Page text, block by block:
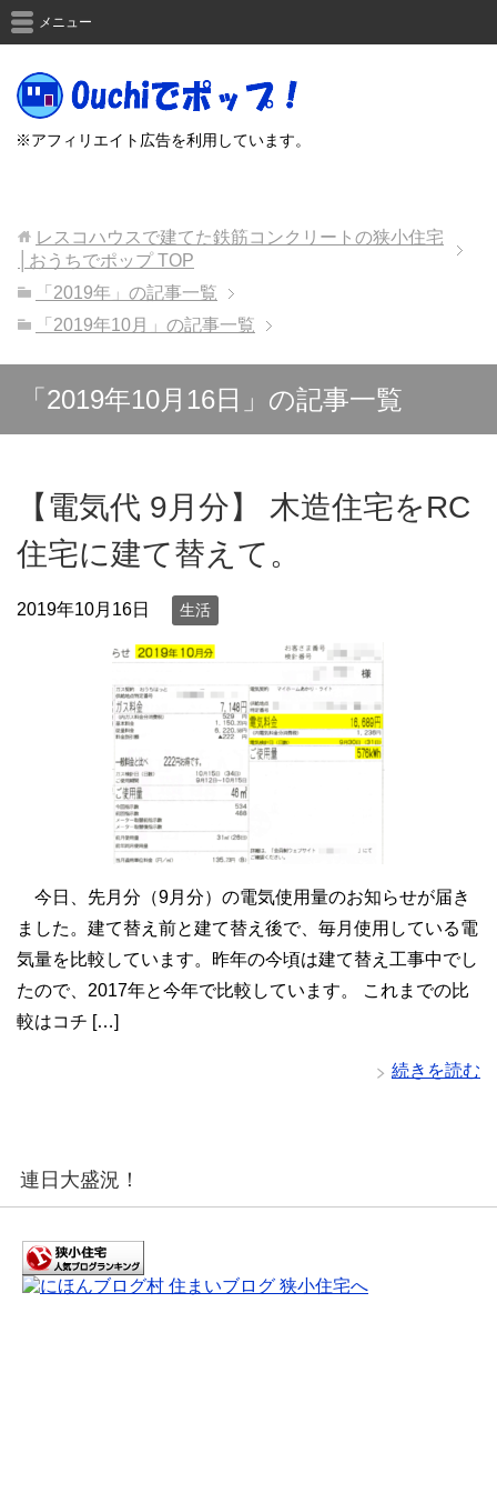
※アフィリエイト広告を利用しています。
メニュー
レスコハウスで建てた鉄筋コンクリートの狭小住宅
│おうちでポップTOP
「2019年」の記事一覧
「2019年10月」の記事一覧
「2019年10月16日」の記事一覧
【電気代 9月分】 木造住宅をRC
住宅に建て替えて。
2019年10月16日 生活
今日、先月分（9月分）の電気使用量のお知らせが届き
ました。建て替え前と建て替え後で、毎月使用している電
気量を比較しています。昨年の今頃は建て替え工事中でし
たので、2017年と今年で比較しています。 これまでの比
較はコチ […]
続きを読む
連日大盛況！